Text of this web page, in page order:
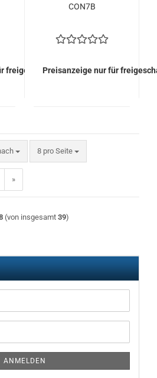
freigeschaltete Kunden
CON7B
Preisanzeige nur für
8 pro Seite
pro Seite
»
(von insgesamt 39)
ANMELDEN